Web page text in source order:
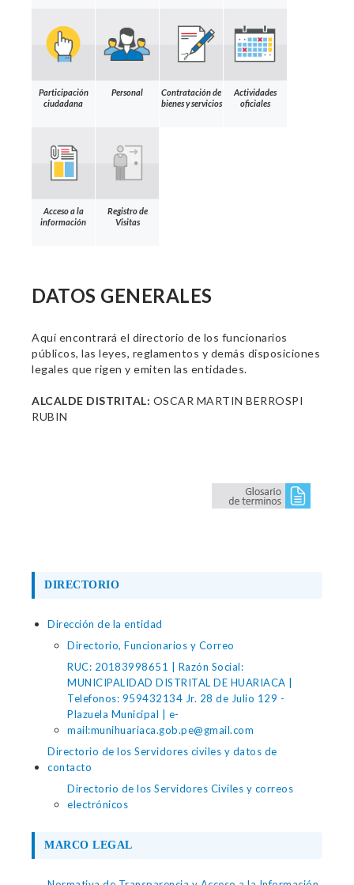
Participación
ciudadana
Personal
Contratación de
bienes y servicios
Actividades
oficiales
Acceso a la
información
Registro de
Visitas
DATOS GENERALES
Aquí encontrará el directorio de los funcionarios
públicos, las leyes, reglamentos y demás disposiciones
legales que rigen y emiten las entidades.
ALCALDE DISTRITAL: OSCAR MARTIN BERROSPI
RUBIN
DIRECTORIO
Dirección de la entidad
Directorio, Funcionarios y Correo
RUC: 20183998651 | Razón Social:
MUNICIPALIDAD DISTRITAL DE HUARIACA |
Telefonos: 959432134 Jr. 28 de Julio 129 -
Plazuela Municipal | e-
mail:munihuariaca.gob.pe@gmail.com
Directorio de los Servidores civiles y datos de
contacto
Directorio de los Servidores Civiles y correos
electrónicos
MARCO LEGAL